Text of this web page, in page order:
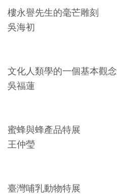
樓永譽先生的毫芒雕刻
吳海初
文化人類學的一個基本觀念
吳福蓮
蜜蜂與蜂產品特展
王仲瑩
臺灣哺乳動物特展